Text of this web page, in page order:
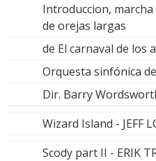
Introduccion,
de orejas largas
de El carnaval de los
Orquesta sinfónica
Dir. Barry
Wizard Island - JEFF
Scody part II - ERIK